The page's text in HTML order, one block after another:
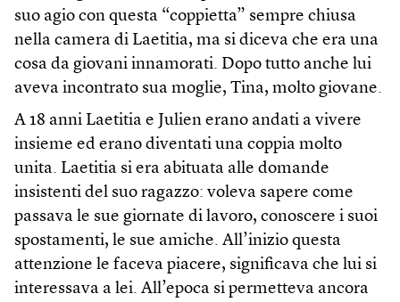
suo agio con questa “coppietta” sempre chiusa
nella camera di Laetitia, ma si diceva che era una
cosa da giovani innamorati. Dopo tutto anche lui
aveva incontrato sua moglie, Tina, molto giovane.
A 18 anni Laetitia e Julien erano andati a vivere
insieme ed erano diventati una coppia molto
unita. Laetitia si era abituata alle domande
insistenti del suo ragazzo: voleva sapere come
passava le sue giornate di lavoro, conoscere i suoi
spostamenti, le sue amiche. All’inizio questa
attenzione le faceva piacere, significava che lui si
interessava a lei. All’epoca si permetteva ancora